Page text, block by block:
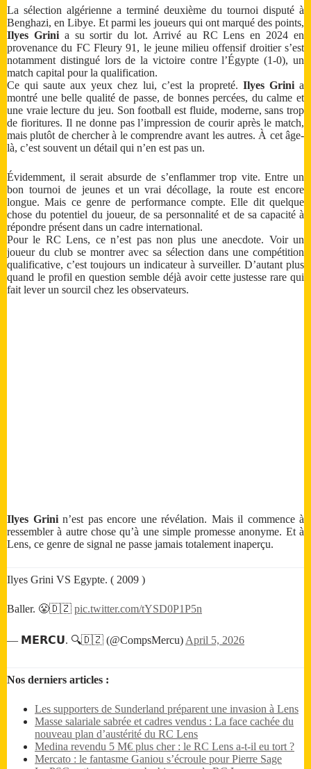
La sélection algérienne a terminé deuxième du tournoi disputé à
Benghazi, en Libye. Et parmi les joueurs qui ont marqué des points,
Ilyes Grinia su sortir du lot. Arrivé au RC Lens en 2024 en
provenance du FC Fleury 91, le jeune milieu offensif droitier s’est
notamment distingué lors de la victoire contre l’Égypte (1-0), un
match capital pour la qualification.
Ce qui saute aux yeux chez lui, c’est la propreté. Ilyes Grinia
montré une belle qualité de passe, de bonnes percées, du calme et
une vraie lecture du jeu. Son football est fluide, moderne, sans trop
de fioritures. Il ne donne pas l’impression de courir après le match,
mais plutôt de chercher à le comprendre avant les autres. À cet âge-
là, c’est souvent un détail qui n’en est pas un.
Évidemment, il serait absurde de s’enflammer trop vite. Entre un
bon tournoi de jeunes et un vrai décollage, la route est encore
longue. Mais ce genre de performance compte. Elle dit quelque
chose du potentiel du joueur, de sa personnalité et de sa capacité à
répondre présent dans un cadre international.
Pour le RC Lens, ce n’est pas non plus une anecdote. Voir un
joueur du club se montrer avec sa sélection dans une compétition
qualificative, c’est toujours un indicateur à surveiller. D’autant plus
quand le profil en question semble déjà avoir cette justesse rare qui
fait lever un sourcil chez les observateurs.
Ilyes Grinin’est pas encore une révélation. Mais il commence à
ressembler à autre chose qu’à une simple promesse anonyme. Et à
Lens, ce genre de signal ne passe jamais totalement inaperçu.
Ilyes Grini VS Egypte. ( 2009 )
Baller. 😤🇩🇿 pic.twitter.com/tYSD0P1P5n
— 𝗠𝗘𝗥𝗖𝗨. 🔍🇩🇿 (@CompsMercu) April 5, 2026
Nos derniers articles :
Les supporters de Sunderland préparent une invasion à Lens
Masse salariale sabrée et cadres vendus : La face cachée du
nouveau plan d’austérité du RC Lens
Medina revendu 5 M€ plus cher : le RC Lens a-t-il eu tort ?
Mercato : le fantasme Ganiou s’écroule pour Pierre Sage